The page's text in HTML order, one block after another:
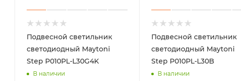
Подвесной светильник
светодиодный Maytoni
Step P010PL-L30G4K
В наличии
Подвесной светильник
светодиодный Maytoni
Step P010PL-L30B
В наличии